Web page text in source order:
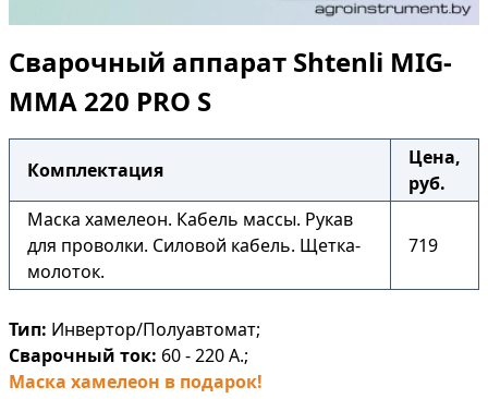
Сварочный аппарат Shtenli МIG-
MMA 220 PRO S
Комплектация
Цена,
руб.
Маска хамелеон. Кабель массы. Рукав
для проволки. Силовой кабель. Щетка-
молоток.
719
Тип: Инвертор/Полуавтомат;
Сварочный ток: 60 - 220 А.;
Маска хамелеон в подарок!